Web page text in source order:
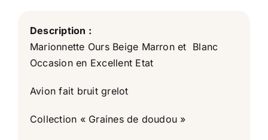
Description :
Marionnette Ours Beige Marron et Blanc
Occasion en Excellent Etat
Avion fait bruit grelot
Collection « Graines de doudou »